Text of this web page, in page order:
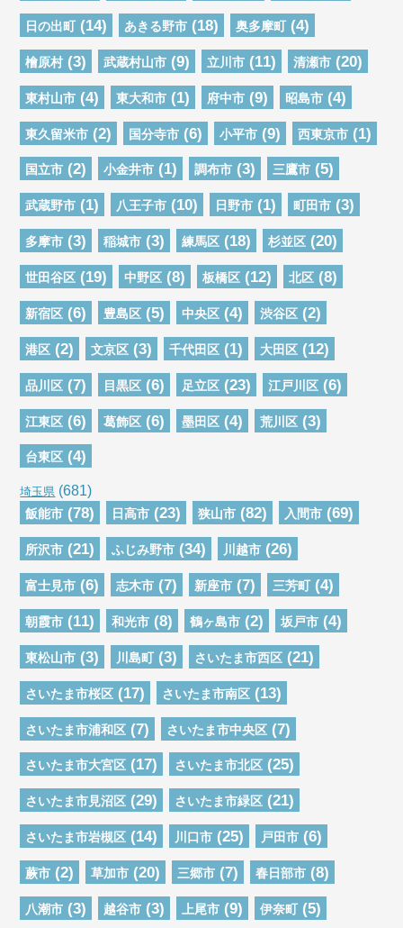
日の出町 (14) あきる野市 (18) 奥多摩町 (4)
檜原村 (3) 武蔵村山市 (9) 立川市 (11) 清瀬市 (20)
東村山市 (4) 東大和市 (1) 府中市 (9) 昭島市 (4)
東久留米市 (2) 国分寺市 (6) 小平市 (9) 西東京市 (1)
国立市 (2) 小金井市 (1) 調布市 (3) 三鷹市 (5)
武蔵野市 (1) 八王子市 (10) 日野市 (1) 町田市 (3)
多摩市 (3) 稲城市 (3) 練馬区 (18) 杉並区 (20)
世田谷区 (19) 中野区 (8) 板橋区 (12) 北区 (8)
新宿区 (6) 豊島区 (5) 中央区 (4) 渋谷区 (2)
港区 (2) 文京区 (3) 千代田区 (1) 大田区 (12)
品川区 (7) 目黒区 (6) 足立区 (23) 江戸川区 (6)
江東区 (6) 葛飾区 (6) 墨田区 (4) 荒川区 (3)
台東区 (4)
埼玉県 (681)
飯能市 (78) 日高市 (23) 狭山市 (82) 入間市 (69)
所沢市 (21) ふじみ野市 (34) 川越市 (26)
富士見市 (6) 志木市 (7) 新座市 (7) 三芳町 (4)
朝霞市 (11) 和光市 (8) 鶴ヶ島市 (2) 坂戸市 (4)
東松山市 (3) 川島町 (3) さいたま市西区 (21)
さいたま市桜区 (17) さいたま市南区 (13)
さいたま市浦和区 (7) さいたま市中央区 (7)
さいたま市大宮区 (17) さいたま市北区 (25)
さいたま市見沼区 (29) さいたま市緑区 (21)
さいたま市岩槻区 (14) 川口市 (25) 戸田市 (6)
蕨市 (2) 草加市 (20) 三郷市 (7) 春日部市 (8)
八潮市 (3) 越谷市 (3) 上尾市 (9) 伊奈町 (5)